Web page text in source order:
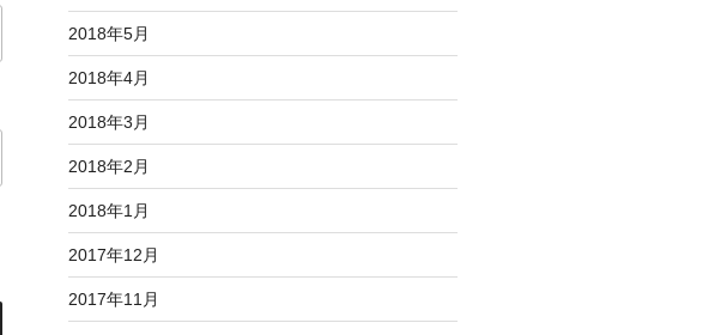
2018年5月
2018年4月
2018年3月
2018年2月
2018年1月
2017年12月
2017年11月